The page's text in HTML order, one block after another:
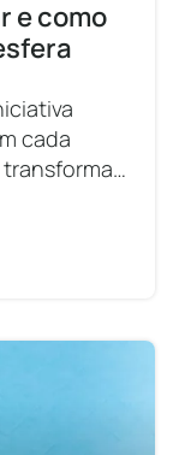
e como
cada